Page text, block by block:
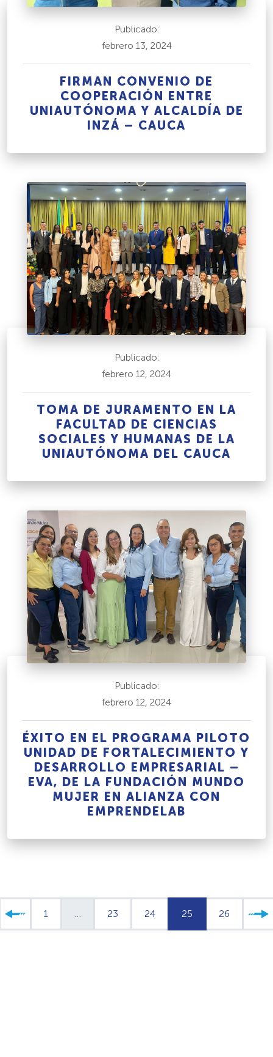
Publicado:
febrero 13, 2024
FIRMAN CONVENIO DE
COOPERACIÓN ENTRE
UNIAUTÓNOMA Y ALCALDÍA DE
INZÁ – CAUCA
Publicado:
febrero 12, 2024
TOMA DE JURAMENTO EN LA
FACULTAD DE CIENCIAS
SOCIALES Y HUMANAS DE LA
UNIAUTÓNOMA DEL CAUCA
Publicado:
febrero 12, 2024
ÉXITO EN EL PROGRAMA PILOTO
UNIDAD DE FORTALECIMIENTO Y
DESARROLLO EMPRESARIAL –
EVA, DE LA FUNDACIÓN MUNDO
MUJER EN ALIANZA CON
EMPRENDELAB
« 1 … 23 24 25 26 »